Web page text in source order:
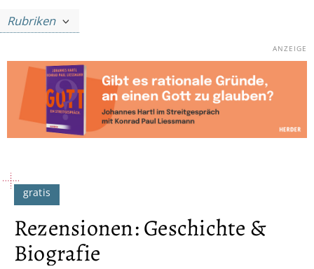
Rubriken
Rezensionen: Geschichte &
Biografie